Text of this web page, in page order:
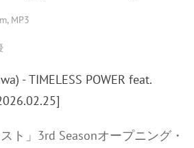
, MP3
ト」3rd Seasonオープニング・